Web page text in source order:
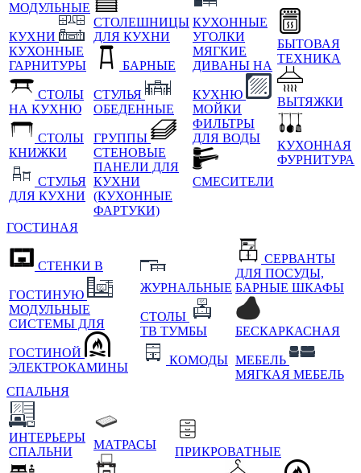
МОДУЛЬНЫЕ
КУХНИ
КУХОННЫЕ
ГАРНИТУРЫ
СТОЛЫ
НА КУХНЮ
СТОЛЫ
КНИЖКИ
СТУЛЬЯ
ДЛЯ КУХНИ
СТОЛЕШНИЦЫ
ДЛЯ КУХНИ
БАРНЫЕ
СТУЛЬЯ
ОБЕДЕННЫЕ
ГРУППЫ
СТЕНОВЫЕ
ПАНЕЛИ ДЛЯ
КУХНИ
(КУХОННЫЕ
ФАРТУКИ)
КУХОННЫЕ
УГОЛКИ
МЯГКИЕ
ДИВАНЫ НА
КУХНЮ
МОЙКИ
ФИЛЬТРЫ
ДЛЯ ВОДЫ
СМЕСИТЕЛИ
БЫТОВАЯ
ТЕХНИКА
ВЫТЯЖКИ
КУХОННАЯ
ФУРНИТУРА
ГОСТИНАЯ
СТЕНКИ В
ГОСТИНУЮ
МОДУЛЬНЫЕ
СИСТЕМЫ ДЛЯ
ГОСТИНОЙ
ЭЛЕКТРОКАМИНЫ
ЖУРНАЛЬНЫЕ
СТОЛЫ
ТВ ТУМБЫ
КОМОДЫ
СЕРВАНТЫ
ДЛЯ ПОСУДЫ,
БАРНЫЕ ШКАФЫ
БЕСКАРКАСНАЯ
МЕБЕЛЬ
МЯГКАЯ МЕБЕЛЬ
СПАЛЬНЯ
ИНТЕРЬЕРЫ
СПАЛЬНИ
МАТРАСЫ
ПРИКРОВАТНЫЕ